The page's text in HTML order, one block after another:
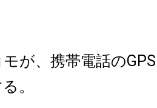
が、携帯電話の
。